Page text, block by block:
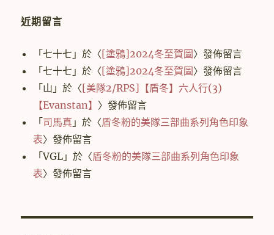
近期留言
「七十七 」於〈[塗鴉]2024冬至賀圖〉發佈留言
「七十七 」於〈[塗鴉]2024冬至賀圖〉發佈留言
「山 」於〈[美隊2/RPS]【盾冬】六人行(3)
【Evanstan】 〉發佈留言
「司馬真 」於〈盾冬粉的美隊三部曲系列角色印象
表〉發佈留言
「VGL 」於〈盾冬粉的美隊三部曲系列角色印象
表〉發佈留言